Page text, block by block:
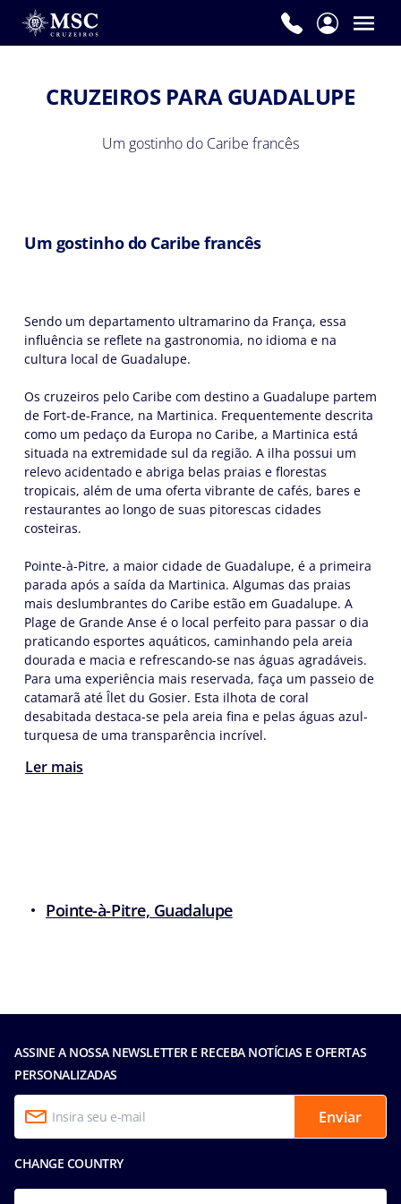
CRUZEIROS PARA GUADALUPE
Um gostinho do Caribe francês
Um gostinho do Caribe francês
Sendo um departamento ultramarino da França, essa
influência se reflete na gastronomia, no idioma e na
cultura local de Guadalupe.
Os cruzeiros pelo Caribe com destino a Guadalupe partem
de Fort-de-France, na Martinica. Frequentemente descrita
como um pedaço da Europa no Caribe, a Martinica está
situada na extremidade sul da região. A ilha possui um
relevo acidentado e abriga belas praias e florestas
tropicais, além de uma oferta vibrante de cafés, bares e
restaurantes ao longo de suas pitorescas cidades
costeiras.
Pointe-à-Pitre, a maior cidade de Guadalupe, é a primeira
parada após a saída da Martinica. Algumas das praias
mais deslumbrantes do Caribe estão em Guadalupe. A
Plage de Grande Anse é o local perfeito para passar o dia
praticando esportes aquáticos, caminhando pela areia
dourada e macia e refrescando-se nas águas agradáveis.
Para uma experiência mais reservada, faça um passeio de
catamarã até Îlet du Gosier. Esta ilhota de coral
desabitada destaca-se pela areia fina e pelas águas azul-
turquesa de uma transparência incrível.
Ler mais
Pointe-à-Pitre, Guadalupe
ASSINE A NOSSA NEWSLETTER E RECEBA NOTÍCIAS E OFERTAS
PERSONALIZADAS
Enviar
CHANGE COUNTRY